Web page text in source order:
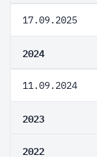
17.09.2025
2024
11.09.2024
2023
2022